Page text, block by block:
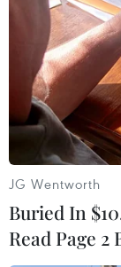
#Nghiên cứu
Argentina
JG Wentworth
Buried In
Read Page 2